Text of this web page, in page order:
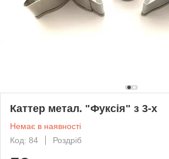
Каттер метал. "Фуксія" з 3-х
Немає в наявності
Код: 84
Роздріб